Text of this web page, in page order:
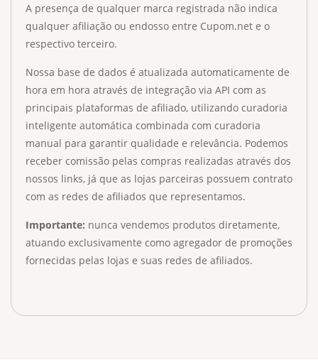
A presença de qualquer marca registrada não indica
qualquer afiliação ou endosso entre Cupom.net e o
respectivo terceiro.
Nossa base de dados é atualizada automaticamente de
hora em hora através de integração via API com as
principais plataformas de afiliado, utilizando curadoria
inteligente automática combinada com curadoria
manual para garantir qualidade e relevância. Podemos
receber comissão pelas compras realizadas através dos
nossos links, já que as lojas parceiras possuem contrato
com as redes de afiliados que representamos.
Importante: nunca vendemos produtos diretamente,
atuando exclusivamente como agregador de promoções
fornecidas pelas lojas e suas redes de afiliados.